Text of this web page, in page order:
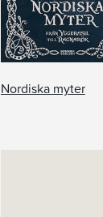
Nordiska myter